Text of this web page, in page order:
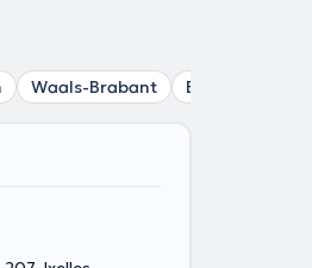
Waals-Brabant Brussels Gewest